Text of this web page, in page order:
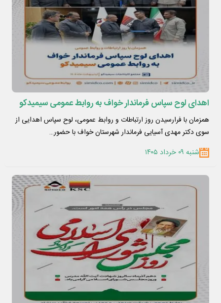
اهدای لوح سپاس فرماندار خواف به روابط عمومی سیمیدکو
همزمان با فرارسیدن روز ارتباطات و روابط عمومی، لوح سپاس اهدایی از
سوی دکتر مهدی آسیایی فرماندار شهرستان خواف با حضور…
شنبه ۰۹ خرداد ۱۴۰۵